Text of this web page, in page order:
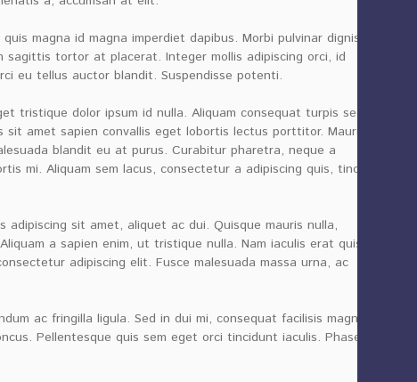
magna id magna imperdiet dapibus. Morbi pulvinar dignissim
sagittis tortor at placerat. Integer mollis adipiscing orci, id
eu tellus auctor blandit. Suspendisse potenti.
tristique dolor ipsum id nulla. Aliquam consequat turpis sed
amet sapien convallis eget lobortis lectus porttitor. Mauris vel
blandit eu at purus. Curabitur pharetra, neque a
mi. Aliquam sem lacus, consectetur a adipiscing quis, tincidunt
sit amet, aliquet ac dui. Quisque mauris nulla,
a sapien enim, ut tristique nulla. Nam iaculis erat quis
adipiscing elit. Fusce malesuada massa urna, ac
ac fringilla ligula. Sed in dui mi, consequat facilisis magna. In
Pellentesque quis sem eget orci tincidunt iaculis. Phasellus